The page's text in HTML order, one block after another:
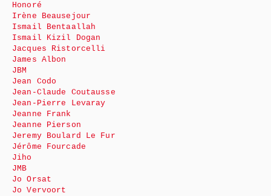
Honoré
Irène Beausejour
Ismail Bentaallah
Ismail Kizil Dogan
Jacques Ristorcelli
James Albon
JBM
Jean Codo
Jean-Claude Coutausse
Jean-Pierre Levaray
Jeanne Frank
Jeanne Pierson
Jeremy Boulard Le Fur
Jérôme Fourcade
Jiho
JMB
Jo Orsat
Jo Vervoort